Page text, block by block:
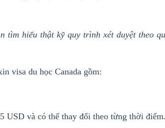
tìm hiểu thật kỹ quy trình xét duyệt theo
visa du học Canada gồm:
USD và có thể thay đổi theo từng thời điểm.